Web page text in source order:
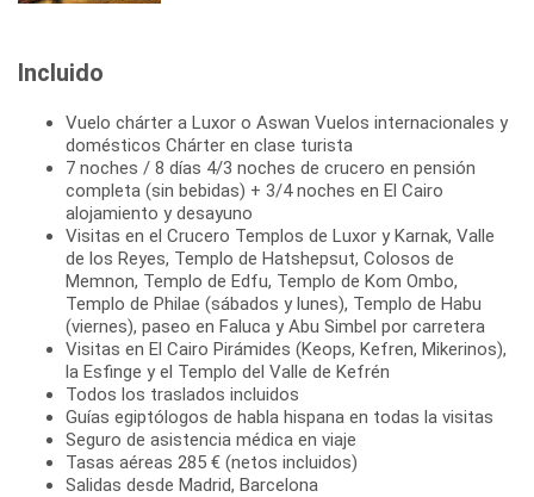
Incluido
Vuelo chárter a Luxor o Aswan Vuelos internacionales y
domésticos Chárter en clase turista
7 noches / 8 días 4/3 noches de crucero en pensión
completa (sin bebidas) + 3/4 noches en El Cairo
alojamiento y desayuno
Visitas en el Crucero Templos de Luxor y Karnak, Valle
de los Reyes, Templo de Hatshepsut, Colosos de
Memnon, Templo de Edfu, Templo de Kom Ombo,
Templo de Philae (sábados y lunes), Templo de Habu
(viernes), paseo en Faluca y Abu Simbel por carretera
Visitas en El Cairo Pirámides (Keops, Kefren, Mikerinos),
la Esfinge y el Templo del Valle de Kefrén
Todos los traslados incluidos
Guías egiptólogos de habla hispana en todas la visitas
Seguro de asistencia médica en viaje
Tasas aéreas 285 € (netos incluidos)
Salidas desde Madrid, Barcelona